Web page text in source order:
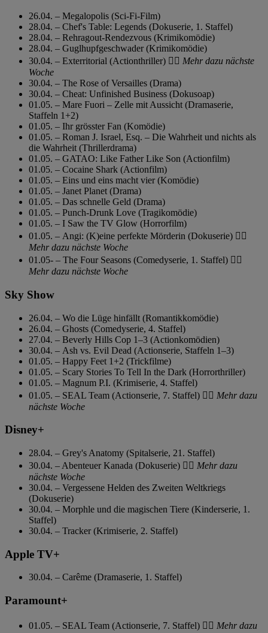
26.04. – Megalopolis (Sci-Fi-Film)
28.04. – Chef's Table: Legends (Dokuserie, 1. Staffel)
28.04. – Rehragout-Rendezvous (Krimikomödie)
28.04. – Guglhupfgeschwader (Krimikomödie)
30.04. – Exterritorial (Actionthriller) 👉🏼 Mehr dazu nächste
Woche
30.04. – The Rose of Versailles (Drama)
30.04. – Cheat: Unfinished Business (Dokusoap)
01.05. – Mare Fuori – Zelle mit Aussicht (Dramaserie,
Staffeln 1+2)
01.05. – Ihr grösster Fan (Komödie)
01.05. – Roman J. Israel, Esq. – Die Wahrheit und nichts als
die Wahrheit (Thrillerdrama)
01.05. – GATAO: Like Father Like Son (Actionfilm)
01.05. – Cocaine Shark (Actionfilm)
01.05. – Eins und eins macht vier (Komödie)
01.05. – Janet Planet (Drama)
01.05. – Das schnelle Geld (Drama)
01.05. – Punch-Drunk Love (Tragikomödie)
01.05. – I Saw the TV Glow (Horrorfilm)
01.05. – Angi: (K)eine perfekte Mörderin (Dokuserie) 👉🏼
Mehr dazu nächste Woche
01.05- – The Four Seasons (Comedyserie, 1. Staffel) 👉🏼
Mehr dazu nächste Woche
Sky Show
26.04. – Wo die Lüge hinfällt (Romantikkomödie)
26.04. – Ghosts (Comedyserie, 4. Staffel)
27.04. – Beverly Hills Cop 1–3 (Actionkomödien)
30.04. – Ash vs. Evil Dead (Actionserie, Staffeln 1–3)
01.05. – Happy Feet 1+2 (Trickfilme)
01.05. – Scary Stories To Tell In the Dark (Horrorthriller)
01.05. – Magnum P.I. (Krimiserie, 4. Staffel)
01.05. – SEAL Team (Actionserie, 7. Staffel) 👉🏼 Mehr dazu
nächste Woche
Disney+
28.04. – Grey's Anatomy (Spitalserie, 21. Staffel)
30.04. – Abenteuer Kanada (Dokuserie) 👉🏼 Mehr dazu
nächste Woche
30.04. – Vergessene Helden des Zweiten Weltkriegs
(Dokuserie)
30.04. – Morphle und die magischen Tiere (Kinderserie, 1.
Staffel)
30.04. – Tracker (Krimiserie, 2. Staffel)
Apple TV+
30.04. – Carême (Dramaserie, 1. Staffel)
Paramount+
01.05. – SEAL Team (Actionserie, 7. Staffel) 👉🏼 Mehr dazu